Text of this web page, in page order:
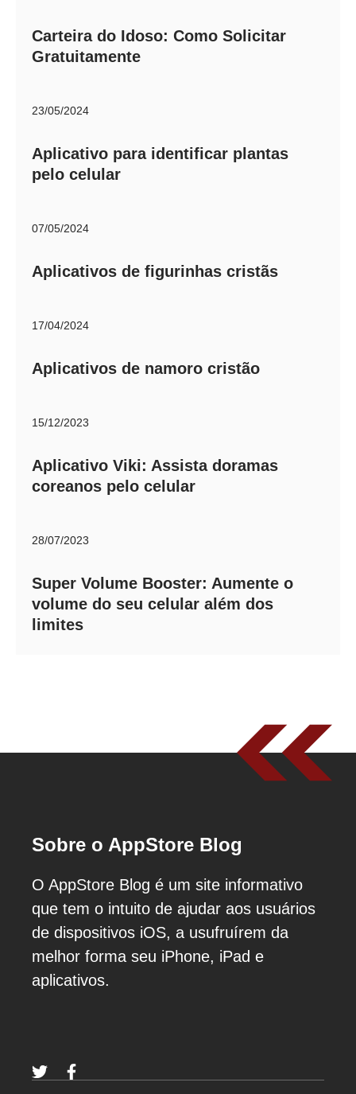
Carteira do Idoso: Como Solicitar
Gratuitamente
23/05/2024
Aplicativo para identificar plantas
pelo celular
07/05/2024
Aplicativos de figurinhas cristãs
17/04/2024
Aplicativos de namoro cristão
15/12/2023
Aplicativo Viki: Assista doramas
coreanos pelo celular
28/07/2023
Super Volume Booster: Aumente o
volume do seu celular além dos
limites
Sobre o AppStore Blog
O AppStore Blog é um site informativo
que tem o intuito de ajudar aos usuários
de dispositivos iOS, a usufruírem da
melhor forma seu iPhone, iPad e
aplicativos.